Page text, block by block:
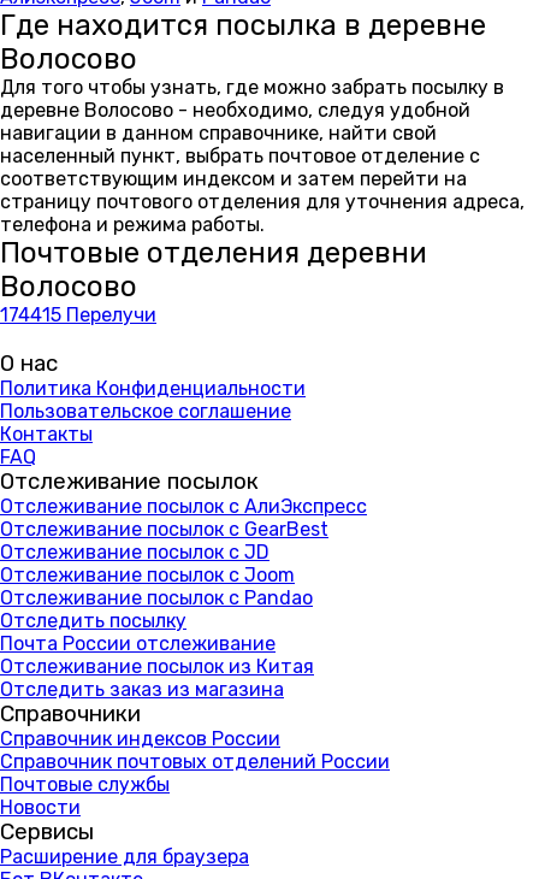
Где находится посылка в деревне
Волосово
Для того чтобы узнать, где можно забрать посылку в
деревне Волосово - необходимо, следуя удобной
навигации в данном справочнике, найти свой
населенный пункт, выбрать почтовое отделение с
соответствующим индексом и затем перейти на
страницу почтового отделения для уточнения адреса,
телефона и режима работы.
Почтовые отделения деревни
Волосово
174415 Перелучи
О нас
Политика Конфиденциальности
Пользовательское соглашение
Контакты
FAQ
Отслеживание посылок
Отслеживание посылок с АлиЭкспресс
Отслеживание посылок с GearBest
Отслеживание посылок с JD
Отслеживание посылок с Joom
Отслеживание посылок с Pandao
Отследить посылку
Почта России отслеживание
Отслеживание посылок из Китая
Отследить заказ из магазина
Справочники
Справочник индексов России
Справочник почтовых отделений России
Почтовые службы
Новости
Сервисы
Расширение для браузера